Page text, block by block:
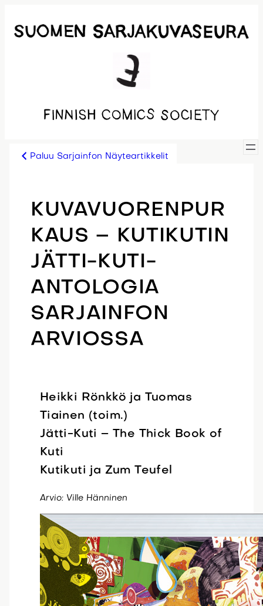
sisältöön
Paluu Sarjainfon Näyteartikkelit
KUVAVUORENPUR
KAUS – KUTIKUTIN
JÄTTI-KUTI-
ANTOLOGIA
SARJAINFON
ARVIOSSA
Heikki Rönkkö ja Tuomas
Tiainen (toim.)
Jätti-Kuti – The Thick Book of
Kuti
Kutikuti ja Zum Teufel
Arvio: Ville Hänninen